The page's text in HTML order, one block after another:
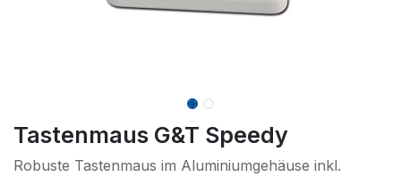
Tastenmaus G&T Speedy
Robuste Tastenmaus im Aluminiumgehäuse inkl.